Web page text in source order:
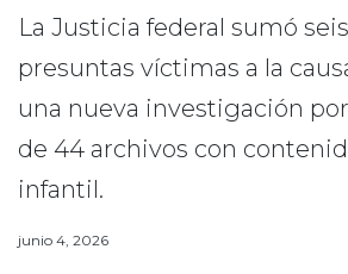
La Justicia federal sumó
presuntas víctimas a la
una nueva investigación
de 44 archivos con
infantil.
junio 4, 2026